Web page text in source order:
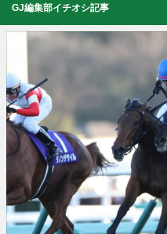
GJ編集部イチオシ記事